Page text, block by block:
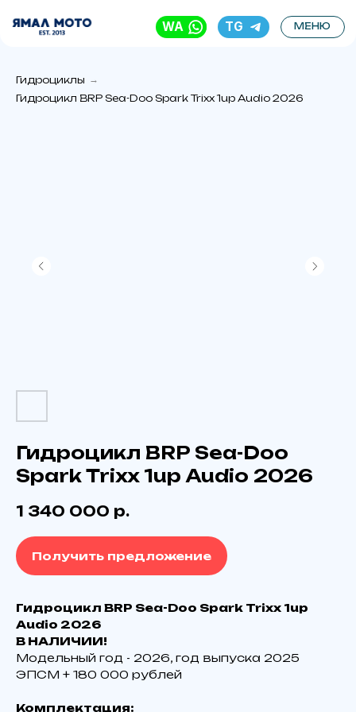
МЕНЮ
TG
Гидроциклы →
Гидроцикл BRP Sea-Doo Spark Trixx 1up Audio 2026
Гидроцикл BRP Sea-Doo
Spark Trixx 1up Audio 2026
1 340 000 р.
Получить предложение
Гидроцикл BRP Sea-Doo Spark Trixx 1up
Audio 2026
В НАЛИЧИИ!
Модельный год - 2026, год выпуска 2025
ЭПСМ + 180 000 рублей
Комплектация: